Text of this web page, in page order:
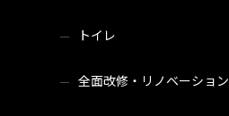
トイレ
全面改修・リノベーション